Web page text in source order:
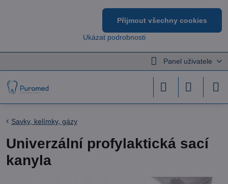
Panel uživatele
Savky, kelímky, gázy
Univerzální profylaktická sací
kanyla
Ukázat podrobnosti
Přijmout všechny cookies